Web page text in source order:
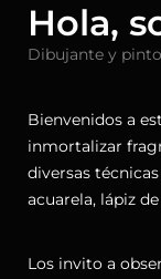
Hola,
Dibujante y
Bienvenidos a
inmortalizar
diversas
acuarela, lápiz
Los invito a